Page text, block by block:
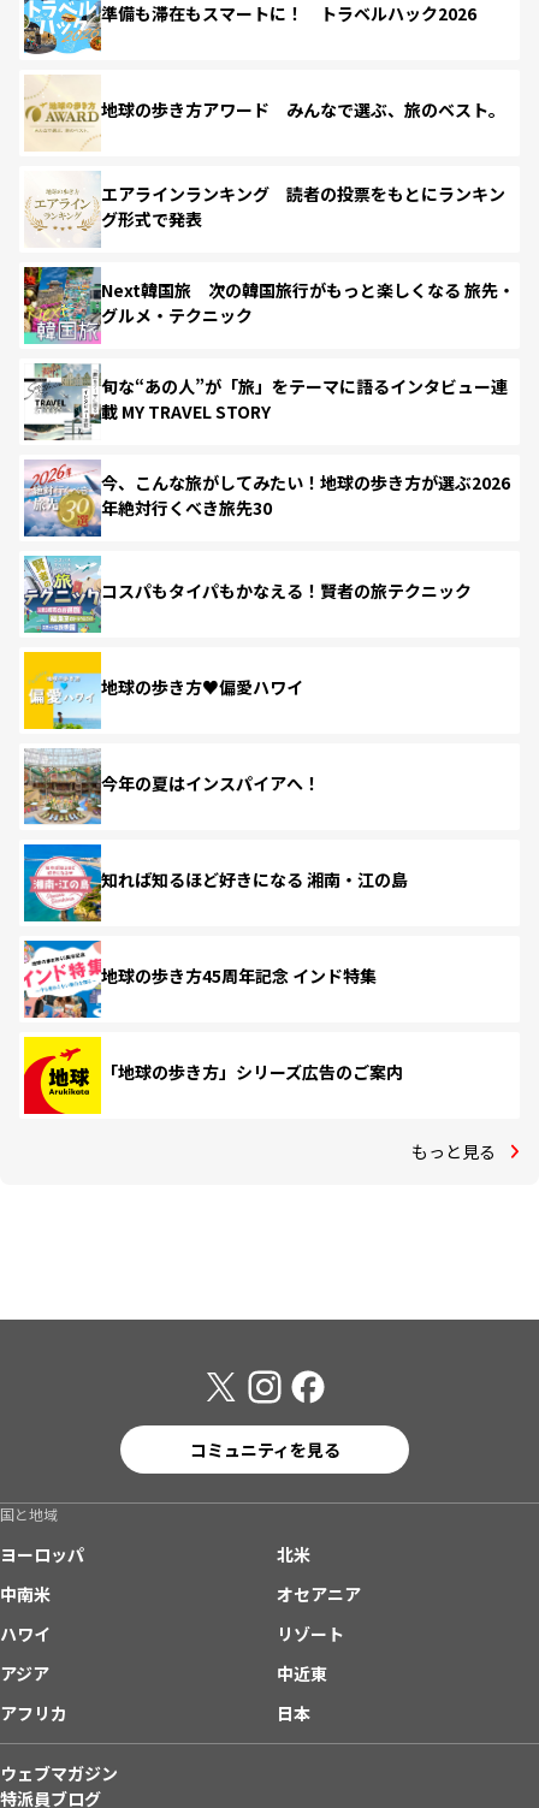
準備も滞在もスマートに！ トラベルハック2026
地球の歩き方アワード みんなで選ぶ、旅のベスト。
エアラインランキング 読者の投票をもとにランキン
グ形式で発表
Next韓国旅 次の韓国旅行がもっと楽しくなる 旅先・
グルメ・テクニック
旬な“あの人”が「旅」をテーマに語るインタビュー連
載 MY TRAVEL STORY
今、こんな旅がしてみたい！地球の歩き方が選ぶ2026
年絶対行くべき旅先30
コスパもタイパもかなえる！賢者の旅テクニック
地球の歩き方♥偏愛ハワイ
今年の夏はインスパイアへ！
知れば知るほど好きになる 湘南・江の島
地球の歩き方45周年記念 インド特集
「地球の歩き方」シリーズ広告のご案内
もっと見る
コミュニティを見る
国と地域
ヨーロッパ
北米
中南米
オセアニア
ハワイ
リゾート
アジア
中近東
アフリカ
日本
ウェブマガジン
特派員ブログ